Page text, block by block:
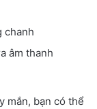
chanh
âm thanh
mắn, bạn có thể